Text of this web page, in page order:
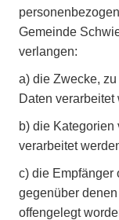
Gemeinde
verlangen:
a) die Zwecke,
Daten verarbeitet
b) die Kategorien
verarbeitet
c) die Empfänger
gegenüber
offengelegt